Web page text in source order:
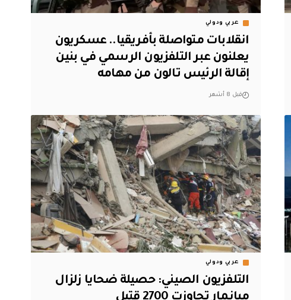
عربي ودولي
انقلابات متواصلة بأفريقيا.. عسكريون
يعلنون عبر التلفزيون الرسمي في بنين
إقالة الرئيس تالون من مهامه
قبل 8 أشهر
عربي ودولي
التلفزيون الصيني: حصيلة ضحايا زلزال